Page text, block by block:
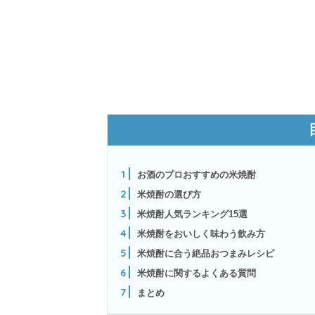
1 お酒のプロおすすめの米焼酎
2 米焼酎の選び方
3 米焼酎人気ランキング15選
4 米焼酎をおいしく味わう飲み方
5 米焼酎に合う絶品おつまみレシピ
6 米焼酎に関するよくある質問
7 まとめ